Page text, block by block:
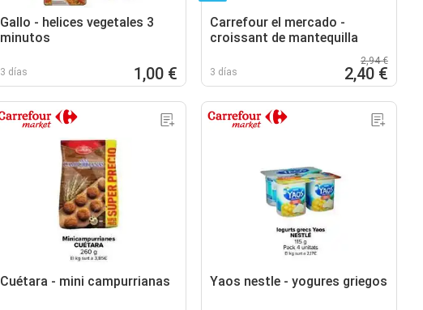
Gallo - helices vegetales 3
minutos
3 días 1,00 €
Carrefour el mercado -
croissant de mantequilla
3 días
2,94 €
2,40 €
Cuétara - mini campurrianas Yaos nestle - yogures griegos